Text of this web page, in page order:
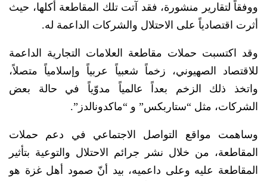
ووفقاً لتقارير منشورة، فقد آتت تلك المقاطعة أكلها، حيث
أثرت اقتصادياً على الاحتلال والشركات الداعمة له.
وقد اكتسبت حملات مقاطعة العلامات التجارية الداعمة
للاقتصاد الصهيوني، زخماً شعبياً عربياً وإسلامياً متصلاً،
واتخذ ذلك الزخم بعداً عالمياً مدوّياً في حالة بعض
الشركات، مثل “ستاربكس” و “ماكدونالدز”.
وساهمت مواقع التواصل الاجتماعي في دعم حملات
المقاطعة، من خلال نشر جرائم الاحتلال والتوعية بتأثير
المقاطعة عليه وعلى داعميه، بيد أنّ صمود أهل غزة هو